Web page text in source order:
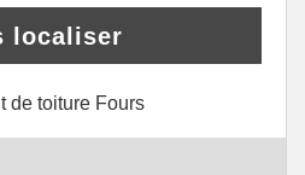
localiser
de toiture Fours